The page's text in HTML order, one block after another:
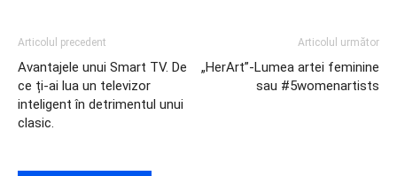
Articolul precedent
Avantajele unui Smart TV. De
ce ți-ai lua un televizor
inteligent în detrimentul unui
clasic.
Articolul următor
„HerArt”-Lumea artei feminine
sau #5womenartists